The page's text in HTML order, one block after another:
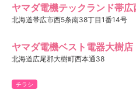
ヤマダ電機テックランド帯広
北海道帯広市西5条南38丁目1番14号
ヤマダ電機ベスト電器大樹店
北海道広尾郡大樹町西本通38
チラシ